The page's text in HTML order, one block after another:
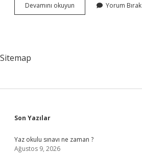
Devamını okuyun Ingiltereden
Nasıl
Yorum Bırak
Sitemap
Sidebar
Son Yazılar
Yaz okulu sınavı ne zaman ?
Ağustos 9, 2026